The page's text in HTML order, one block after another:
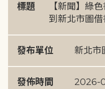
標題
【新聞】綠
到新北市圖
發布單位 新北市
發佈時間 2026-